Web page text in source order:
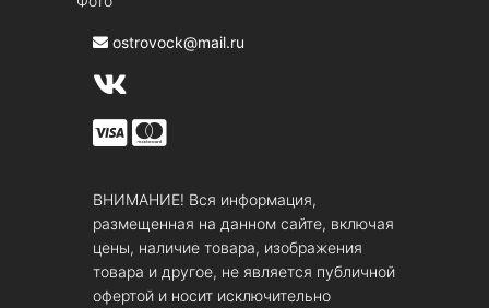
ostrovock@mail.ru
ВНИМАНИЕ! Вся информация,
размещенная на данном сайте, включая
цены, наличие товара, изображения
товара и другое, не является публичной
офертой и носит исключительно